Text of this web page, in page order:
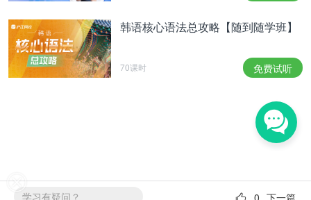
韩语核心语法总攻略【随到随学班】
70课时 免费试听
学习有疑问？ 下一篇
0